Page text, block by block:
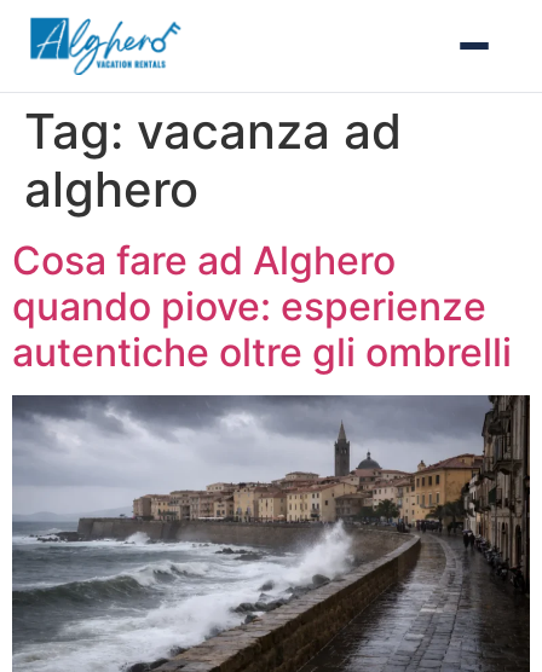
Tag: vacanza ad
alghero
Cosa fare ad Alghero
quando piove: esperienze
autentiche oltre gli ombrelli